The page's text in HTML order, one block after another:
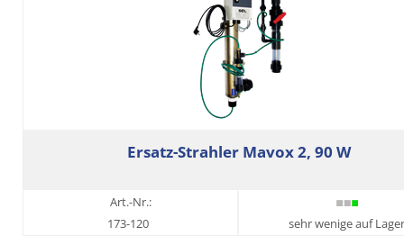
Ersatz-Strahler Mavox 2, 90 W
Art.-Nr.:
173-120
sehr wenige auf Lager